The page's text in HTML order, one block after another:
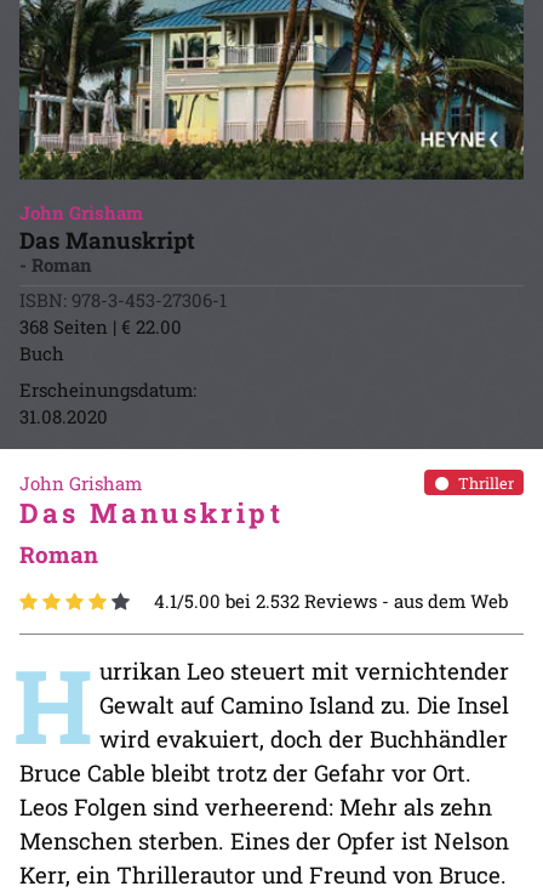
John Grisham
Das Manuskript
- Roman
ISBN: 978-3-453-27306-1
368 Seiten | € 22.00
Buch
Erscheinungsdatum:
31.08.2020
Thriller
John Grisham
Das Manuskript
Roman
4.1/5.00 bei 2.532 Reviews - aus dem Web
H urrikan Leo steuert mit vernichtender
Gewalt auf Camino Island zu. Die Insel
wird evakuiert, doch der Buchhändler
Bruce Cable bleibt trotz der Gefahr vor Ort.
Leos Folgen sind verheerend: Mehr als zehn
Menschen sterben. Eines der Opfer ist Nelson
Kerr, ein Thrillerautor und Freund von Bruce.